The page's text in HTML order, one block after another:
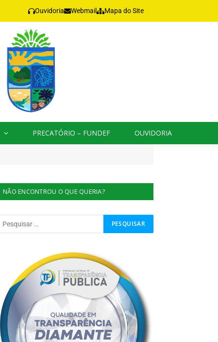
Ouvidoria Webmail Mapa do Site
PRECATÓRIO – FUNDEF OUVIDORIA
NÃO ENCONTROU O QUE QUERIA?